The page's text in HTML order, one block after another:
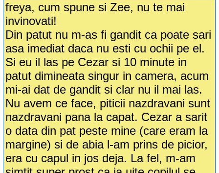
freya, cum spune si Zee, nu te mai
invinovati!
Din patut nu m-as fi gandit ca poate sari
asa imediat daca nu esti cu ochii pe el.
Si eu il las pe Cezar si 10 minute in
patut dimineata singur in camera, acum
mi-ai dat de gandit si clar nu il mai las.
Nu avem ce face, piticii nazdravani sunt
nazdravani pana la capat. Cezar a sarit
o data din pat peste mine (care eram la
margine) si de abia l-am prins de picior,
era cu capul in jos deja. La fel, m-am